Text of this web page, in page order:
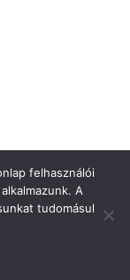
felhasználói
A
tudomásul